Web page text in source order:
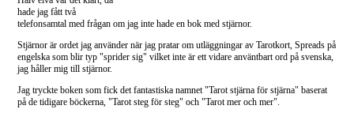
hade jag fått två
telefonsamtal med frågan om jag inte hade en bok med stjärnor.
Stjärnor är ordet jag använder när jag pratar om utläggningar av Tarotkort, Spreads på
engelska som blir typ "sprider sig" vilket inte är ett vidare använtbart ord på svenska,
jag håller mig till stjärnor.
Jag tryckte boken som fick det fantastiska namnet "Tarot stjärna för stjärna" baserat
på de tidigare böckerna, "Tarot steg för steg" och "Tarot mer och mer".